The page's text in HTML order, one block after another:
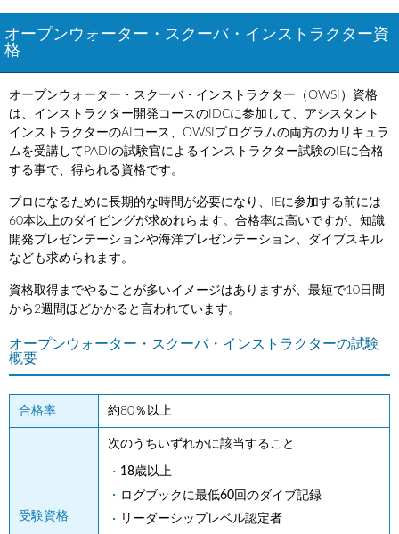
オープンウォーター・スクーバ・インストラクター資
格
オープンウォーター・スクーバ・インストラクター（OWSI）資格
は、インストラクター開発コースのIDCに参加して、アシスタント
インストラクターのAIコース、OWSIプログラムの両方のカリキュラ
ムを受講してPADIの試験官によるインストラクター試験のIEに合格
する事で、得られる資格です。
プロになるために長期的な時間が必要になり、IEに参加する前には
60本以上のダイビングが求めれらます。合格率は高いですが、知識
開発プレゼンテーションや海洋プレゼンテーション、ダイブスキル
なども求められます。
資格取得までやることが多いイメージはありますが、最短で10日間
から2週間ほどかかると言われています。
オープンウォーター・スクーバ・インストラクターの試験
概要
合格率 約80％以上
受験資格
次のうちいずれかに該当すること
18歳以上
ログブックに最低60回のダイブ記録
リーダーシップレベル認定者